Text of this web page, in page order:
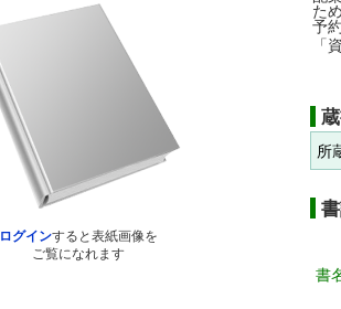
ログインすると表紙画像を
ご覧になれます
た
予
「
所
書